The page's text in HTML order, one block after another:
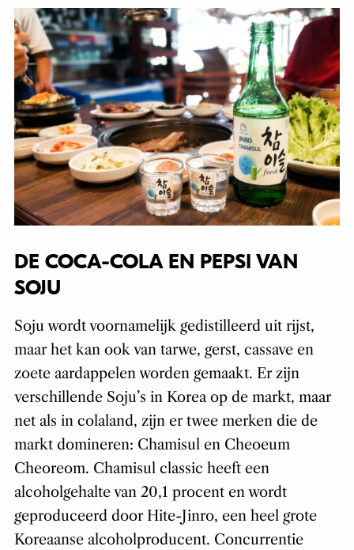
DE COCA-COLA EN PEPSI VAN
SOJU
Soju wordt voornamelijk gedistilleerd uit rijst,
maar het kan ook van tarwe, gerst, cassave en
zoete aardappelen worden gemaakt. Er zijn
verschillende Soju’s in Korea op de markt, maar
net als in colaland, zijn er twee merken die de
markt domineren: Chamisul en Cheoeum
Cheoreom. Chamisul classic heeft een
alcoholgehalte van 20,1 procent en wordt
geproduceerd door Hite-Jinro, een heel grote
Koreaanse alcoholproducent. Concurrentie